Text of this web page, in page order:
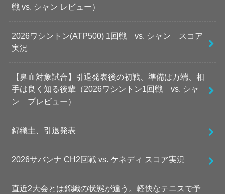
戦 vs. シャン レビュー）
2026ワシントン(ATP500) 1回戦 vs. シャン スコア
実況
【鼻血対象試合】引退発表後の初戦、準備は万端、相
手は良く知る後輩（2026ワシントン1回戦 vs. シャ
ン プレビュー）
錦織圭、引退発表
2026サバンナ CH2回戦 vs. ケネディ スコア実況
直近2大会とは錦織の状態が違う。軽快なテニスで予